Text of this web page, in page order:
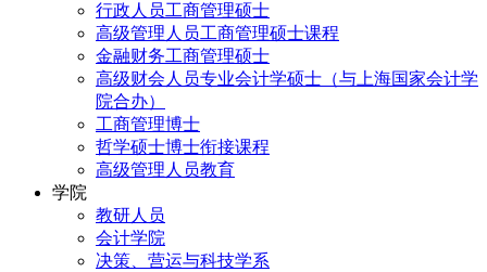
行政人员工商管理硕士
高级管理人员工商管理硕士课程
金融财务工商管理硕士
高级财会人员专业会计学硕士（与上海国家会计学
院合办）
工商管理博士
哲学硕士博士衔接课程
高级管理人员教育
学院
教研人员
会计学院
决策、营运与科技学系